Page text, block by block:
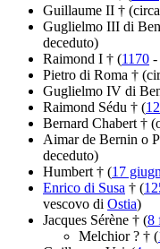
Guillaume II † (circa
Guglielmo III di
deceduto)
Raimond I † (1170 -
Pietro di Roma †
Guglielmo IV di
Raimond Sédu † (
Bernard Chabert †
Aimar de Bernin o
deceduto)
Humbert † (17
Enrico di Susa † (
vescovo di Ostia)
Jacques Sérène † (8
Melchior ? † (